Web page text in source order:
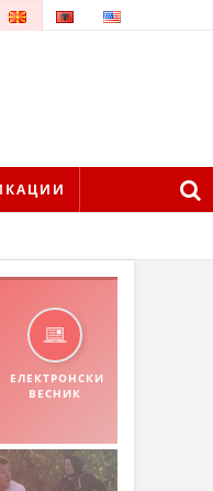
ЕЛЕКТРОНСКИ
ВЕСНИК